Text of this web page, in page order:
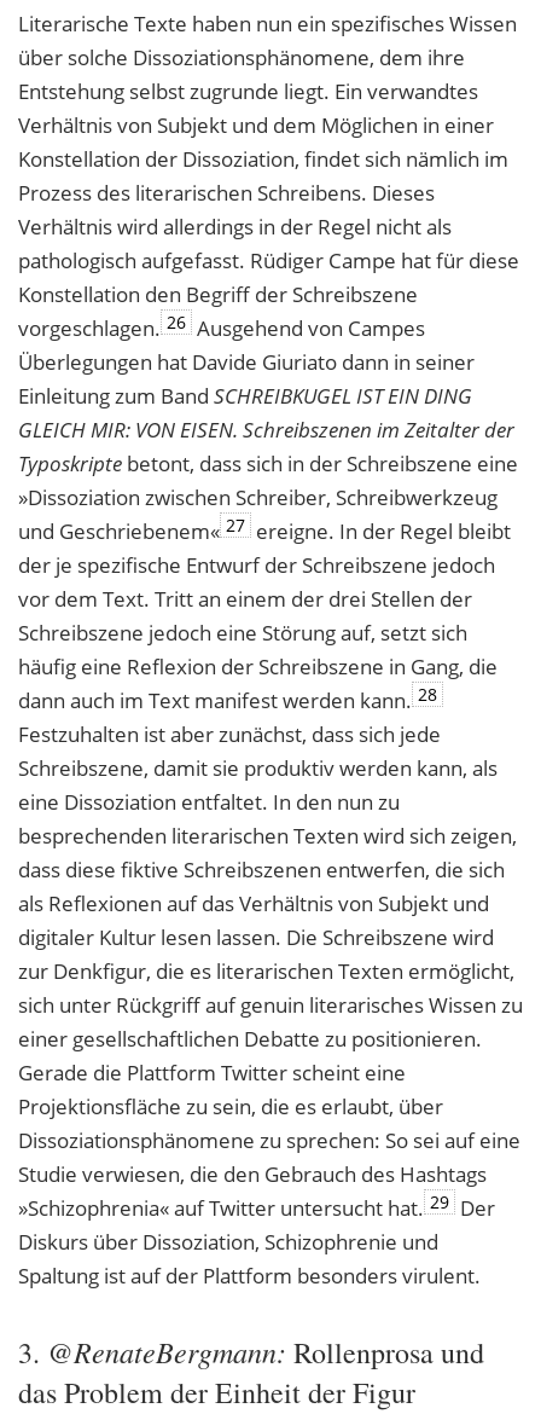
Literarische Texte haben nun ein spezifisches Wissen
über solche Dissoziationsphänomene, dem ihre
Entstehung selbst zugrunde liegt. Ein verwandtes
Verhältnis von Subjekt und dem Möglichen in einer
Konstellation der Dissoziation, findet sich nämlich im
Prozess des literarischen Schreibens. Dieses
Verhältnis wird allerdings in der Regel nicht als
pathologisch aufgefasst. Rüdiger Campe hat für diese
Konstellation den Begriff der Schreibszene
vorgeschlagen. 26 Ausgehend von Campes
Überlegungen hat Davide Giuriato dann in seiner
Einleitung zum Band SCHREIBKUGEL IST EIN DING
GLEICH MIR: VON EISEN. Schreibszenen im Zeitalter der
Typoskripte betont, dass sich in der Schreibszene eine
»Dissoziation zwischen Schreiber, Schreibwerkzeug
und Geschriebenem« 27 ereigne. In der Regel bleibt
der je spezifische Entwurf der Schreibszene jedoch
vor dem Text. Tritt an einem der drei Stellen der
Schreibszene jedoch eine Störung auf, setzt sich
häufig eine Reflexion der Schreibszene in Gang, die
dann auch im Text manifest werden kann. 28
Festzuhalten ist aber zunächst, dass sich jede
Schreibszene, damit sie produktiv werden kann, als
eine Dissoziation entfaltet. In den nun zu
besprechenden literarischen Texten wird sich zeigen,
dass diese fiktive Schreibszenen entwerfen, die sich
als Reflexionen auf das Verhältnis von Subjekt und
digitaler Kultur lesen lassen. Die Schreibszene wird
zur Denkfigur, die es literarischen Texten ermöglicht,
sich unter Rückgriff auf genuin literarisches Wissen zu
einer gesellschaftlichen Debatte zu positionieren.
Gerade die Plattform Twitter scheint eine
Projektionsfläche zu sein, die es erlaubt, über
Dissoziationsphänomene zu sprechen: So sei auf eine
Studie verwiesen, die den Gebrauch des Hashtags
»Schizophrenia« auf Twitter untersucht hat. 29 Der
Diskurs über Dissoziation, Schizophrenie und
Spaltung ist auf der Plattform besonders virulent.
3. @RenateBergmann: Rollenprosa und
das Problem der Einheit der Figur